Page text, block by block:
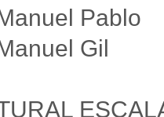
Pablo
Gil